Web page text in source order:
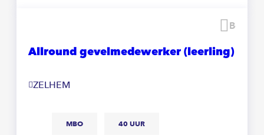
Allround gevelmedewerker (leerling)
ZELHEM
MBO 40 UUR